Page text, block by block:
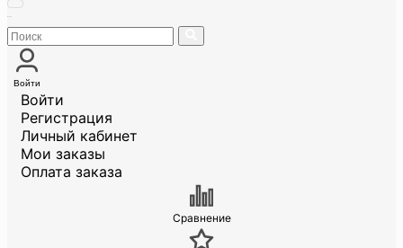
Войти
Войти
Регистрация
Личный кабинет
Мои заказы
Оплата заказа
Сравнение